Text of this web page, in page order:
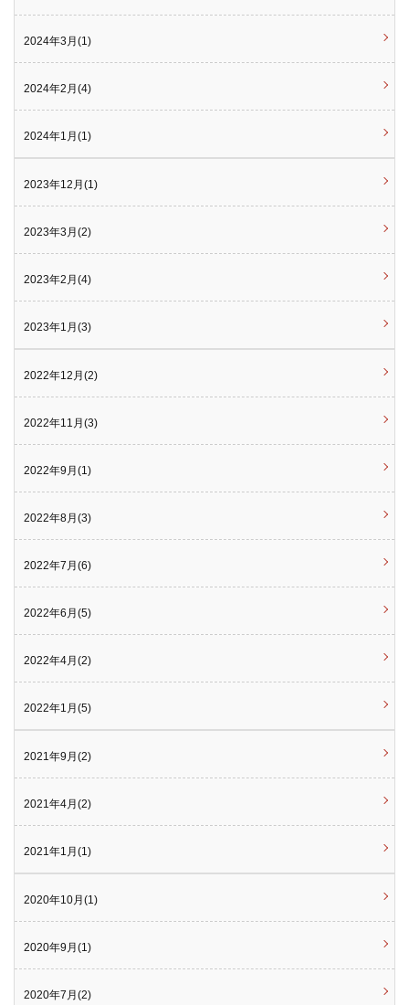
2024年3月(1)
2024年2月(4)
2024年1月(1)
2023年12月(1)
2023年3月(2)
2023年2月(4)
2023年1月(3)
2022年12月(2)
2022年11月(3)
2022年9月(1)
2022年8月(3)
2022年7月(6)
2022年6月(5)
2022年4月(2)
2022年1月(5)
2021年9月(2)
2021年4月(2)
2021年1月(1)
2020年10月(1)
2020年9月(1)
2020年7月(2)